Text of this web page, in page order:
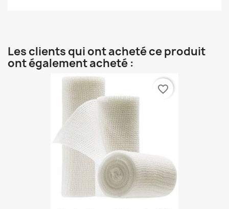
Les clients qui ont acheté ce produit
ont également acheté :
favorite_border